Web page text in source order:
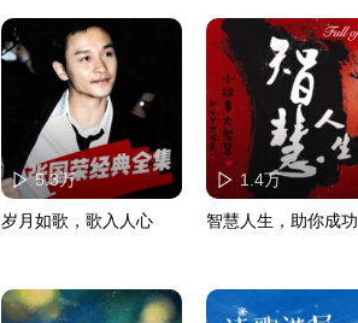
5.3万
岁月如歌，歌入人心
1.4万
智慧人生，助你成功